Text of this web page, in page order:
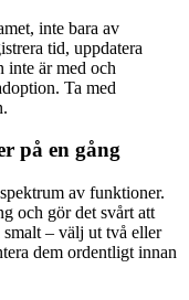
inte bara av
tid, uppdatera
inte är med och
Ta med
på en gång
av funktioner.
och gör det svårt att
– välj ut två eller
dem ordentligt innan